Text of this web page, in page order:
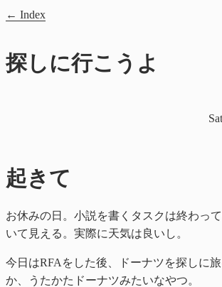
Index
探しに行こうよ
起きて
お休みの日。小説を書くタスクは終わっ
いて見える。実際に天気は良いし。
今日はRFAをした後、ドーナツを探しに
か、うたかたドーナツみたいなやつ。